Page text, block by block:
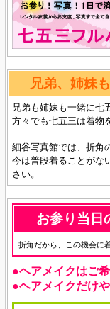
兄弟、姉妹
兄弟も姉妹も一緒に七
方々でも七五三は着物
細谷写真館では、折角
今は普段着ることがな
さい。
お参り当日
折角だから、この機会に
●ヘアメイクはご
●ヘアメイクだけ